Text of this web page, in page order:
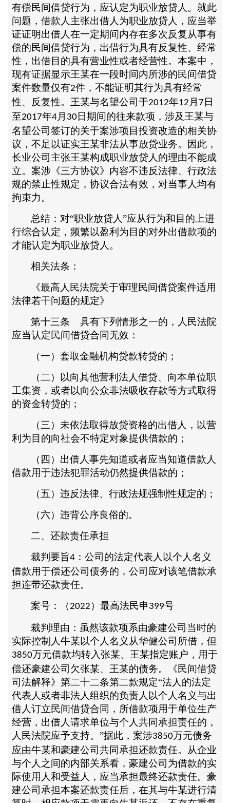
有偿民间借贷行为，应认定为职业放贷人。就此
问题，借款人主张出借人为职业放贷人，应当举
证证明出借人在一定期间内存在多次反复从事有
偿的民间借贷行为，出借行为具有反复性、经常
性，出借目的具有营业性或者经营性。本案中，
现有证据显示王某在一段时间内所涉的民间借贷
案件数量仅有2件，不能证明其行为具有经常
性、反复性。王某与名望公司于2012年12 月 7 日
至2017年4 月 30日期间的往来款项，涉及王某与
名望公司签订的关于案涉项目投资改造的相关协
议，不足以证实王某非法从事放贷业务。因此，
长业公司主张王某构成职业放贷人的理由不能成
立。案涉《三方协议》内容不违反法律、行政法
规的禁止性规定，协议合法有效，对当事人均有
拘束力。
总结：对“职业放贷人”应从行为和目的上进
行综合认定，频繁以盈利为目的对外出借款项的
才能认定为职业放贷人。
相关法条：
《最高人民法院关于审理民间借贷案件适用
法律若干问题的规定》
第十三条
具有下列情形之一的，人民法院
应当认定民间借贷合同无效：
（一）套取金融机构贷款转贷的；
（二）以向其他营利法人借贷、向本单位职
工集资，或者以向公众非法吸收存款等方式取得
的资金转贷的；
（三）未依法取得放贷资格的出借人，以营
利为目的向社会不特定对象提供借款的；
（四）出借人事先知道或者应当知道借款人
借款用于违法犯罪活动仍然提供借款的；
（五）违反法律、行政法规强制性规定的；
（六）违背公序良俗的。
二、还款责任承担
裁判要旨4 ：公司的法定代表人以个人名义
借款用于偿还公司债务的，公司应对该笔借款承
担连带还款责任。
案号：（2022 ）最高法民申 399号
裁判理由：虽然该款项系由豪建公司当时的
实际控制人牛某以个人名义从华健公司所借，但
3850万元借款均转入张某、王某指定账户，用于
偿还豪建公司欠张某、王某的债务。《民间借贷
司法解释》第二十二条第二款规定“法人的法定
代表人或者非法人组织的负责人以个人名义与出
借人订立民间借贷合同，所借款项用于单位生产
经营，出借人请求单位与个人共同承担责任的，
人民法院应予支持。”据此，案涉3850万元债务
应由牛某和豪建公司共同承担还款责任。从企业
与个人之间的内部关系看，豪建公司为借款的实
际使用人和受益人，应当承担最终还款责任。豪
建公司承担本案还款责任后，在其与牛某进行清